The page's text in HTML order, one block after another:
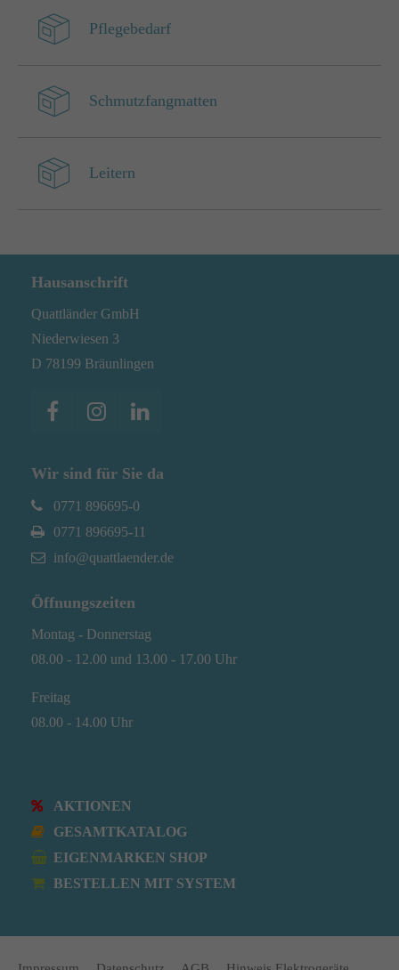
Pflegebedarf
Schmutzfangmatten
Leitern
Hausanschrift
Quattländer GmbH
Niederwiesen 3
D 78199 Bräunlingen
Wir sind für Sie da
0771 896695-0
0771 896695-11
info@quattlaender.de
Öffnungszeiten
Montag - Donnerstag
08.00 - 12.00 und 13.00 - 17.00 Uhr
Freitag
08.00 - 14.00 Uhr
AKTIONEN
GESAMTKATALOG
EIGENMARKEN SHOP
BESTELLEN MIT SYSTEM